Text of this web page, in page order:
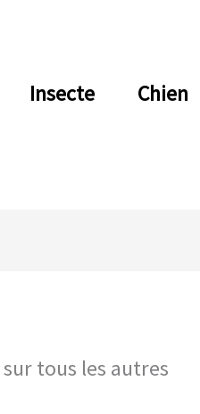
Insecte Chien
tous les autres